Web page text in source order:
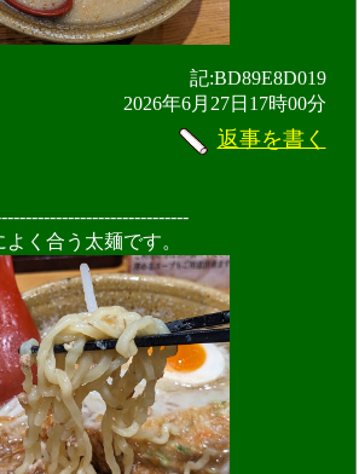
記:BD89E8D019
2026年6月27日17時00分
返事を書く
く合う太麺です。